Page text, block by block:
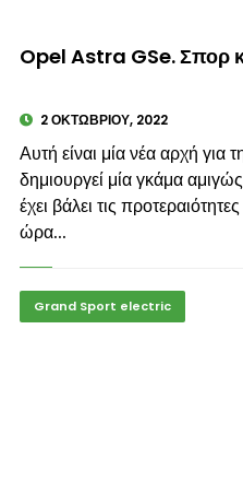
Opel Astra GSe. Σπορ
2 ΟΚΤΩΒΡΊΟΥ, 2022
Αυτή είναι μία νέα αρχή για
δημιουργεί μία γκάμα
έχει βάλει τις
ώρα...
Grand Sport electric